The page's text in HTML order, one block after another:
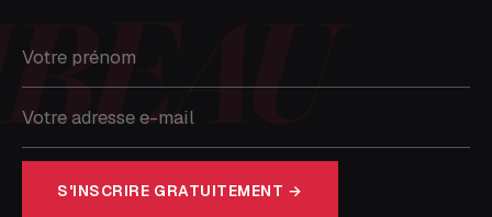
S'INSCRIRE GRATUITEMENT →